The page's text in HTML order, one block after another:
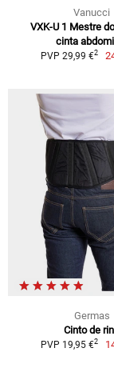
Vanucci
VXK-U 1 Mestre
cinta
PVP 29,99 €2
Germas
Cinto de
PVP 19,95 €2